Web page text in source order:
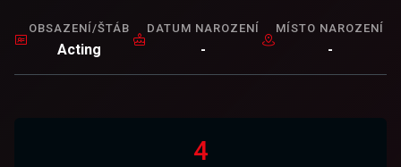
OBSAZENÍ/ŠTÁB
Acting
DATUM NAROZENÍ
-
MÍSTO NAROZENÍ
-
4